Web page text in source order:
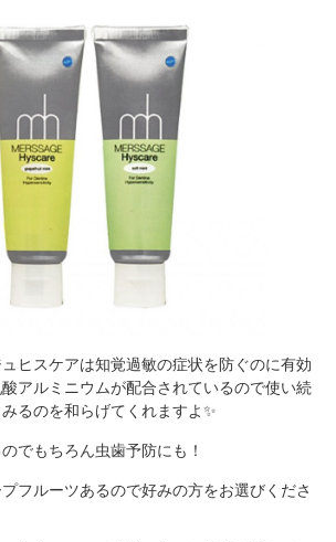
ヒスケアは知覚過敏の症状を防ぐのに有効
アルミニウムが配合されているので使い続
るのを和らげてくれますよ✨
でもちろん虫歯予防にも！
フルーツあるので好みの方をお選びくださ